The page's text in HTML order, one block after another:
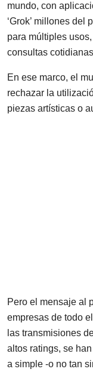
mundo, con
‘Grok’ millones
para múltiples
consultas
En ese marco, el
rechazar la
piezas artísticas o
Pero el mensaje al
empresas de todo
las transmisiones
altos ratings, se
a simple -o no tan